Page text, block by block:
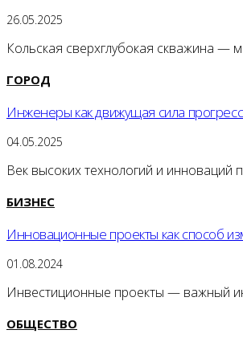
26.05.2025
Кольская сверхглубокая скважина —
ГОРОД
Инженеры как движущая сила
04.05.2025
Век высоких технологий и
БИЗНЕС
Инновационные проекты как способ
01.08.2024
Инвестиционные проекты — важный
ОБЩЕСТВО